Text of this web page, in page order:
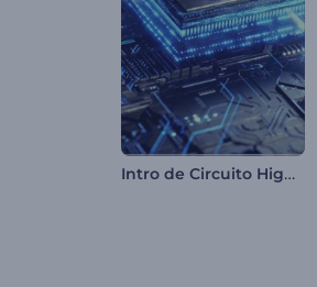
Intro de Circuito High-Tech